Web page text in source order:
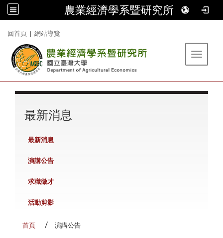
農業經濟學系暨研究所
回首頁 | 網站導覽
Toggle
最新消息
最新消息
演講公告
求職徵才
活動剪影
首頁 演講公告